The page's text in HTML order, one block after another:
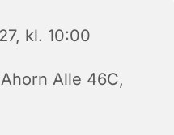
kl. 10:00
Alle 46C,